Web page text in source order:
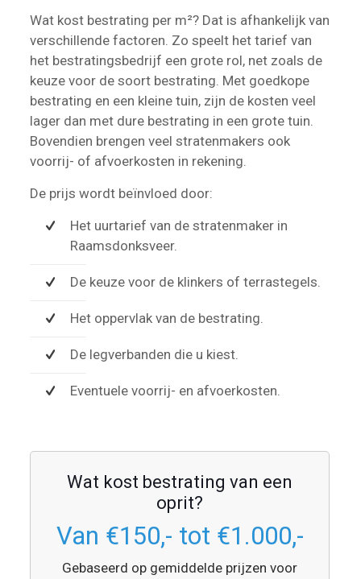
Wat kost bestrating per m²? Dat is afhankelijk van
verschillende factoren. Zo speelt het tarief van
het bestratingsbedrijf een grote rol, net zoals de
keuze voor de soort bestrating. Met goedkope
bestrating en een kleine tuin, zijn de kosten veel
lager dan met dure bestrating in een grote tuin.
Bovendien brengen veel stratenmakers ook
voorrij- of afvoerkosten in rekening.
De prijs wordt beïnvloed door:
Het uurtarief van de stratenmaker in
Raamsdonksveer.
De keuze voor de klinkers of terrastegels.
Het oppervlak van de bestrating.
De legverbanden die u kiest.
Eventuele voorrij- en afvoerkosten.
Wat kost bestrating van een
oprit?
Van €150,- tot €1.000,-
Gebaseerd op gemiddelde prijzen voor